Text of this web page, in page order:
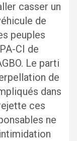
casser un
de
peuples
CI de
Le parti
de
dans
ces
ne